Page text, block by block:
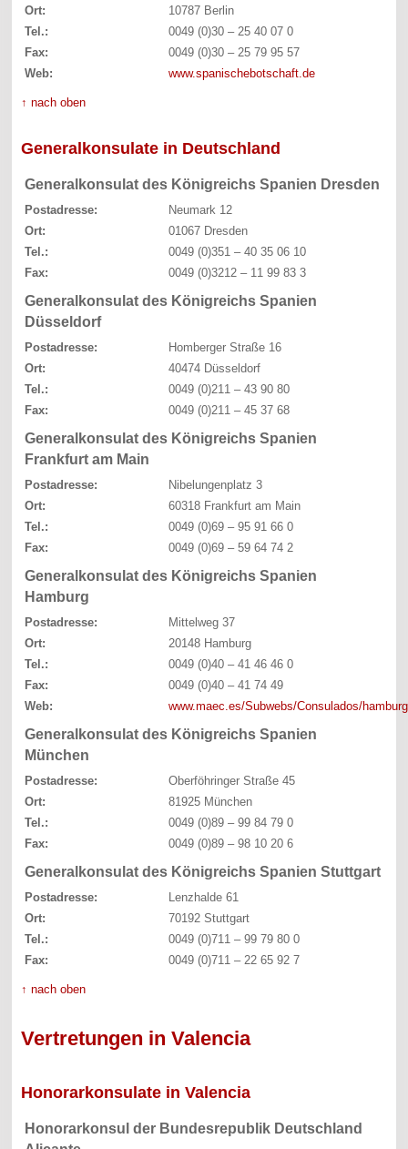
Ort:
10787 Berlin
Tel.:
0049 (0)30 – 25 40 07 0
Fax:
0049 (0)30 – 25 79 95 57
Web:
www.spanischebotschaft.de
↑ nach oben
Generalkonsulate in Deutschland
Generalkonsulat des Königreichs Spanien Dresden
Postadresse:
Neumark 12
Ort:
01067 Dresden
Tel.:
0049 (0)351 – 40 35 06 10
Fax:
0049 (0)3212 – 11 99 83 3
Generalkonsulat des Königreichs Spanien
Düsseldorf
Postadresse:
Homberger Straße 16
Ort:
40474 Düsseldorf
Tel.:
0049 (0)211 – 43 90 80
Fax:
0049 (0)211 – 45 37 68
Generalkonsulat des Königreichs Spanien
Frankfurt am Main
Postadresse:
Nibelungenplatz 3
Ort:
60318 Frankfurt am Main
Tel.:
0049 (0)69 – 95 91 66 0
Fax:
0049 (0)69 – 59 64 74 2
Generalkonsulat des Königreichs Spanien
Hamburg
Postadresse:
Mittelweg 37
Ort:
20148 Hamburg
Tel.:
0049 (0)40 – 41 46 46 0
Fax:
0049 (0)40 – 41 74 49
Web:
www.maec.es/Subwebs/Consulados/
Generalkonsulat des Königreichs Spanien
München
Postadresse:
Oberföhringer Straße 45
Ort:
81925 München
Tel.:
0049 (0)89 – 99 84 79 0
Fax:
0049 (0)89 – 98 10 20 6
Generalkonsulat des Königreichs Spanien Stuttgart
Postadresse:
Lenzhalde 61
Ort:
70192 Stuttgart
Tel.:
0049 (0)711 – 99 79 80 0
Fax:
0049 (0)711 – 22 65 92 7
↑ nach oben
Vertretungen in Valencia
Honorarkonsulate in Valencia
Honorarkonsul der Bundesrepublik Deutschland